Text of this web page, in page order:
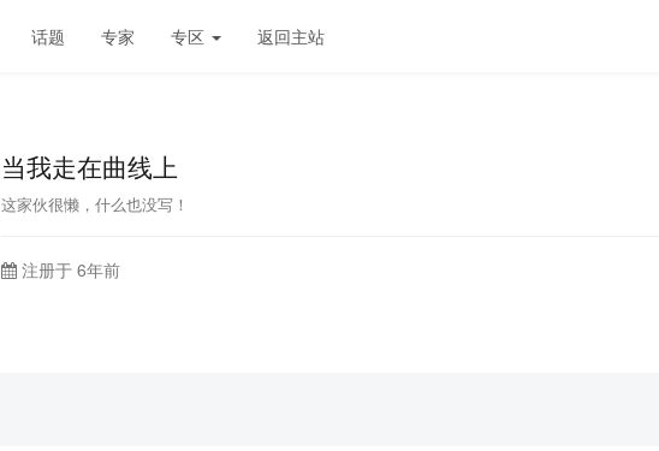
话题 专家 专区 返回主站
当我走在曲线上
这家伙很懒，什么也没写！
注册于 6年前